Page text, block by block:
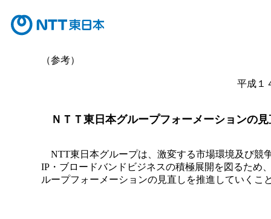
（参考）
平成１
ＮＴＴ東日本グループフォーメーションの
NTT東日本グループは、激変する市場環境及び競
IP・ブロードバンドビジネスの積極展開を図るため
ループフォーメーションの見直しを推進していくこ